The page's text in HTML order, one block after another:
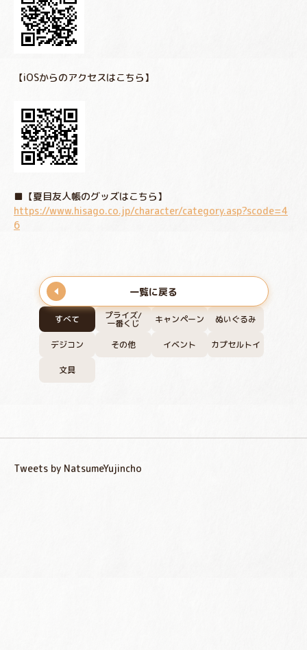
すべて プライズ/
一番くじ キャンペーン ぬいぐるみ
デジコン その他 イベント カプセルトイ
文具
【iOSからのアクセスはこちら】
■【夏目友人帳のグッズはこちら】
https://www.hisago.co.jp/character/category.asp?scode=4
6
一覧に戻る
Tweets by NatsumeYujincho